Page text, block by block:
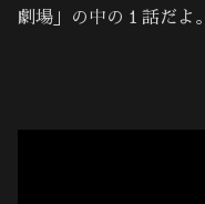
劇場」の中の１話だよ。